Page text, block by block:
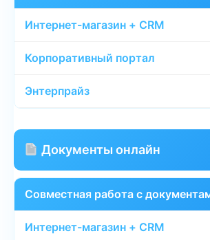
Документы онлайн
Совместная работа с